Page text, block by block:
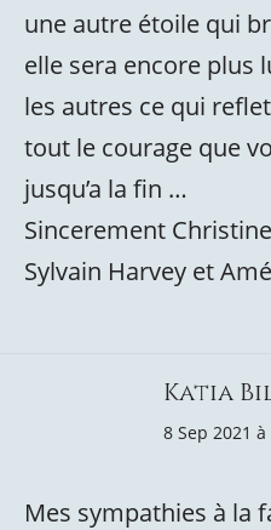
une autre étoile qui
elle sera encore plus
les autres ce qui
tout le courage que
jusqu’a la fin …
Sincerement
Sylvain Harvey et
Katia
8 Sep 2021
Mes sympathies à la